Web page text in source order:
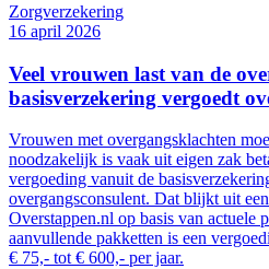
Zorgverzekering
16 april 2026
Veel vrouwen last van de
basisverzekering vergoedt
Vrouwen met overgangsklachten
noodzakelijk is vaak uit eigen zak
vergoeding vanuit de
overgangsconsulent. Dat blijkt uit
Overstappen.nl op basis van actuele
aanvullende pakketten is een
€ 75,- tot € 600,- per jaar.